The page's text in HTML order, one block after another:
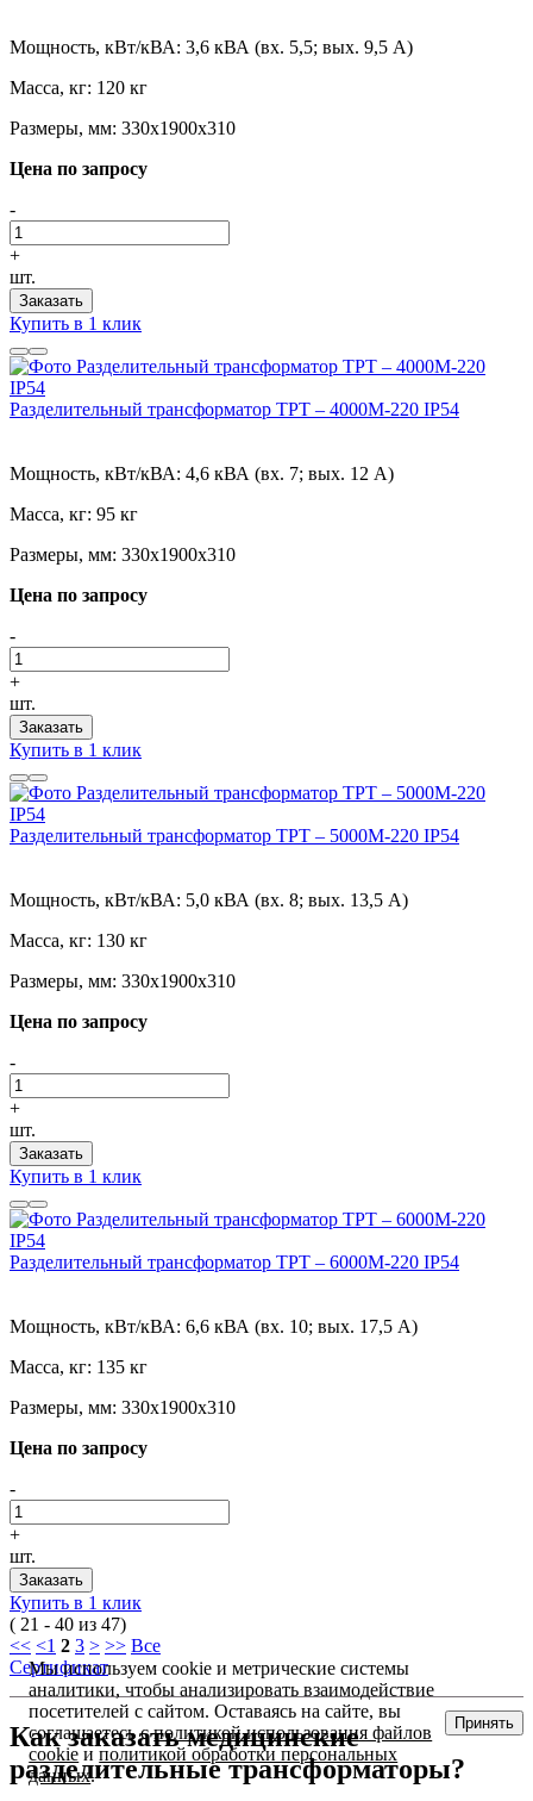
Мощность, кВт/кВА: 3,6 кВА (вх. 5,5; вых. 9,5 А)
Масса, кг: 120 кг
Размеры, мм: 330х1900х310
Цена по запросу
-
+
шт.
Заказать
Купить в 1 клик
Разделительный трансформатор ТРТ – 4000М-220 IP54
Мощность, кВт/кВА: 4,6 кВА (вх. 7; вых. 12 А)
Масса, кг: 95 кг
Размеры, мм: 330х1900х310
Цена по запросу
-
+
шт.
Заказать
Купить в 1 клик
Разделительный трансформатор ТРТ – 5000М-220 IP54
Мощность, кВт/кВА: 5,0 кВА (вх. 8; вых. 13,5 А)
Масса, кг: 130 кг
Размеры, мм: 330х1900х310
Цена по запросу
-
+
шт.
Заказать
Купить в 1 клик
Разделительный трансформатор ТРТ – 6000М-220 IP54
Мощность, кВт/кВА: 6,6 кВА (вх. 10; вых. 17,5 А)
Масса, кг: 135 кг
Размеры, мм: 330х1900х310
Цена по запросу
-
+
шт.
Заказать
Купить в 1 клик
( 21 - 40 из 47)
<< <1 2 3 > >> Все
Сертификат
Как заказать медицинские
разделительные трансформаторы?
Мы используем cookie и метрические системы
аналитики, чтобы анализировать взаимодействие
посетителей с сайтом. Оставаясь на сайте, вы
соглашаетесь сполитикой использования файлов
cookie иполитикой обработки персональных
данных.
Принять